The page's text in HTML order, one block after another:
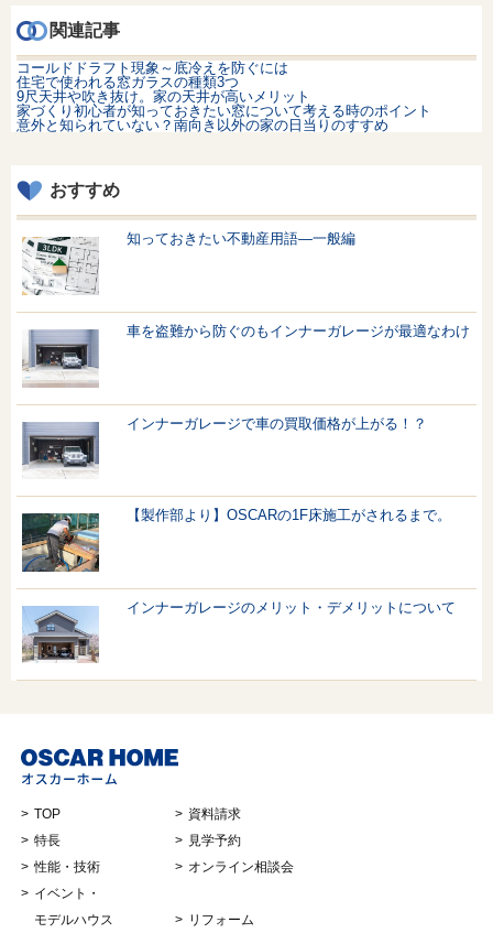
関連記事
コールドドラフト現象～底冷えを防ぐには
住宅で使われる窓ガラスの種類3つ
9尺天井や吹き抜け。家の天井が高いメリット
家づくり初心者が知っておきたい窓について考える時のポイント
意外と知られていない？南向き以外の家の日当りのすすめ
おすすめ
知っておきたい不動産用語—一般編
車を盗難から防ぐのもインナーガレージが最適なわけ
インナーガレージで車の買取価格が上がる！？
【製作部より】OSCARの1F床施工がされるまで。
インナーガレージのメリット・デメリットについて
TOP
特長
性能・技術
イベント・
モデルハウス
資料請求
見学予約
オンライン相談会
リフォーム